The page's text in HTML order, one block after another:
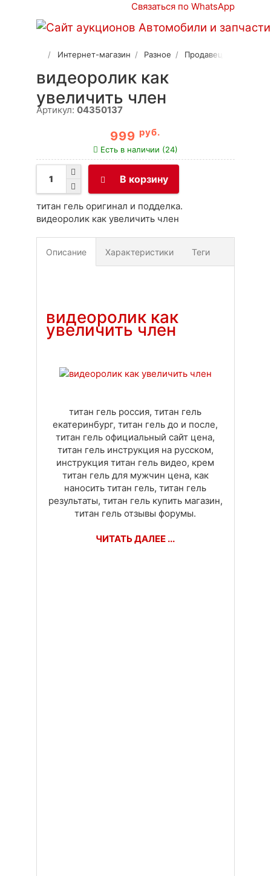
Связаться по WhatsApp
Интернет-магазин Разное Продавец 2
видеоролик как
увеличить член
Артикул: 04350137
999 руб.
Есть в наличии (24)
В корзину
титан гель оригинал и подделка.
видеоролик как увеличить член
Описание Характеристики Теги
видеоролик как
увеличить член
титан гель россия, титан гель
екатеринбург, титан гель до и после,
титан гель официальный сайт цена,
титан гель инструкция на русском,
инструкция титан гель видео, крем
титан гель для мужчин цена, как
наносить титан гель, титан гель
результаты, титан гель купить магазин,
титан гель отзывы форумы.
ЧИТАТЬ ДАЛЕЕ ...